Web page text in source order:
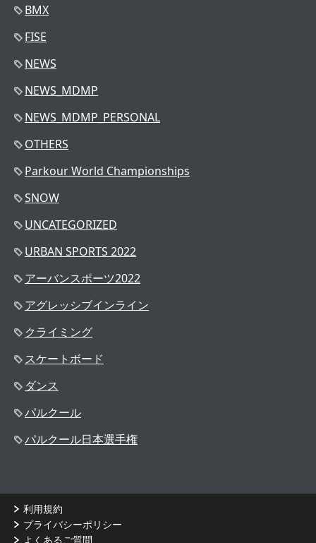
BMX
FISE
NEWS
NEWS_MDMP
NEWS_MDMP_PERSONAL
OTHERS
Parkour World Championships
SNOW
UNCATEGORIZED
URBAN SPORTS 2022
アーバンスポーツ2022
アグレッシブインライン
クライミング
スケートボード
ダンス
パルクール
パルクール日本選手権
利用規約
プライバシーポリシー
よくあるご質問